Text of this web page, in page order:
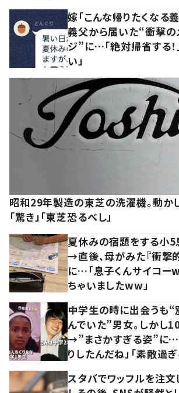
嫁「こんな帰りたくなる義
義父から届いた“衝撃の
ジ”に…「絶対帰省する！
い」
昭和29年製造の東芝の洗濯機。動
「驚き」「東芝恐るべし」
夏休みの宿題をする小5
→直後、母がみた『衝撃
に…「息子くんサイコー
ちゃいましたww」
中学生の時に出会うも
んでいた”男女。しかし
→”まさかすぎる姿”に…
りしたんだね」「素敵過ぎ
スタバでワッフルを注文